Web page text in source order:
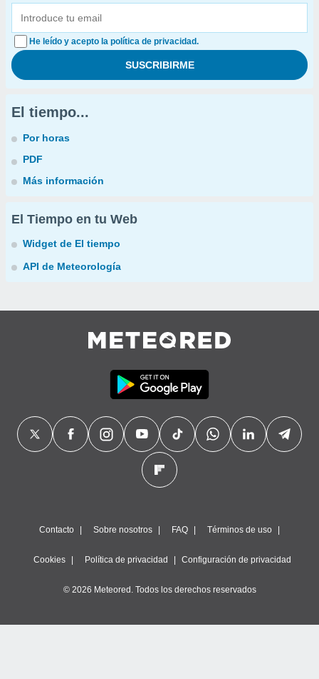
He leído y acepto la política de privacidad.
El tiempo...
Por horas
PDF
Más información
El Tiempo en tu Web
Widget de El tiempo
API de Meteorología
Contacto Sobre nosotros FAQ Términos de uso
Cookies Política de privacidad Configuración de privacidad
© 2026 Meteored. Todos los derechos reservados